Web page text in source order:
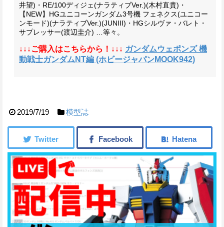
井望) ・RE/100ディジェ(ナラティブVer.)(木村直貴) ・
【NEW】HGユニコーンガンダム3号機 フェネクス(ユニコー
ンモード)(ナラティブVer.)(JUNIII) ・HGシルヴァ・バレト・
サプレッサー(渡辺圭介) …等々。
↓↓↓ご購入はこちらから！↓↓↓ ガンダムウェポンズ 機
動戦士ガンダムNT編 (ホビージャパンMOOK942)
2019/7/19 模型誌